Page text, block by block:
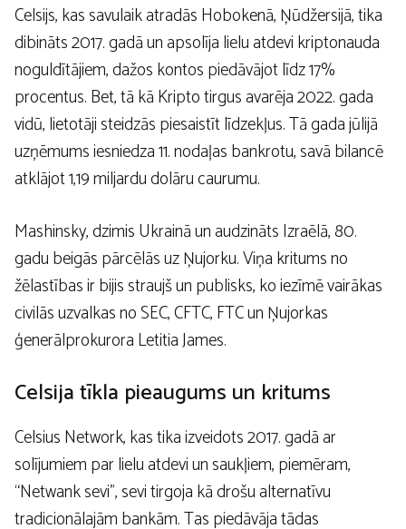
Celsijs, kas savulaik atradās Hobokenā, Ņūdžersijā, tika
dibināts 2017. gadā un apsolīja lielu atdevi kriptonauda
noguldītājiem, dažos kontos piedāvājot līdz 17%
procentus. Bet, tā kā Kripto tirgus avarēja 2022. gada
vidū, lietotāji steidzās piesaistīt līdzekļus. Tā gada jūlijā
uzņēmums iesniedza 11. nodaļas bankrotu, savā bilancē
atklājot 1,19 miljardu dolāru caurumu.
Mashinsky, dzimis Ukrainā un audzināts Izraēlā, 80.
gadu beigās pārcēlās uz Ņujorku. Viņa kritums no
žēlastības ir bijis straujš un publisks, ko iezīmē vairākas
civilās uzvalkas no SEC, CFTC, FTC un Ņujorkas
ģenerālprokurora Letitia James.
Celsija tīkla pieaugums un kritums
Celsius Network, kas tika izveidots 2017. gadā ar
solījumiem par lielu atdevi un saukļiem, piemēram,
“Netwank sevi”, sevi tirgoja kā drošu alternatīvu
tradicionālajām bankām. Tas piedāvāja tādas